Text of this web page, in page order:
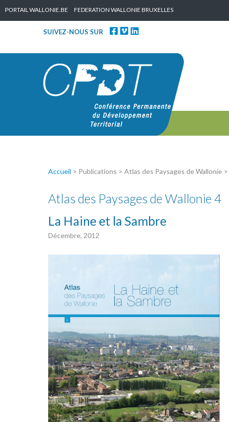
PORTAIL WALLONIE.BE FEDERATION WALLONIE BRUXELLES
SUIVEZ-NOUS SUR
Accueil > Publications > Atlas des Paysages de Wallonie >
Atlas des Paysages de Wallonie 4
La Haine et la Sambre
Décembre, 2012